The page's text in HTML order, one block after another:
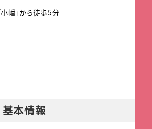
幡」から徒歩5分
本情報